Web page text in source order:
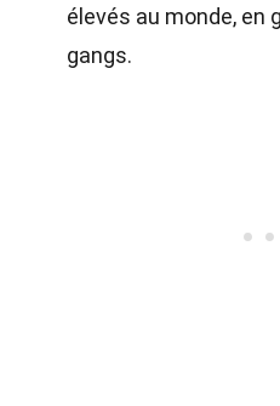
élevés au monde, en
gangs.